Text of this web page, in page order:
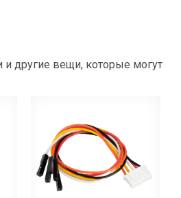
и другие вещи, которые могут